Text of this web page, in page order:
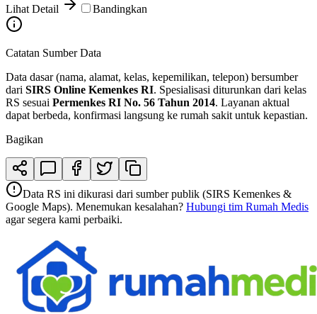
Lihat Detail Bandingkan
Catatan Sumber Data
Data dasar (nama, alamat, kelas, kepemilikan, telepon) bersumber
dari SIRS Online Kemenkes RI. Spesialisasi diturunkan dari kelas
RS sesuai Permenkes RI No. 56 Tahun 2014. Layanan aktual
dapat berbeda, konfirmasi langsung ke rumah sakit untuk kepastian.
Bagikan
Data RS ini dikurasi dari sumber publik (SIRS Kemenkes &
Google Maps). Menemukan kesalahan? Hubungi tim Rumah Medis
agar segera kami perbaiki.